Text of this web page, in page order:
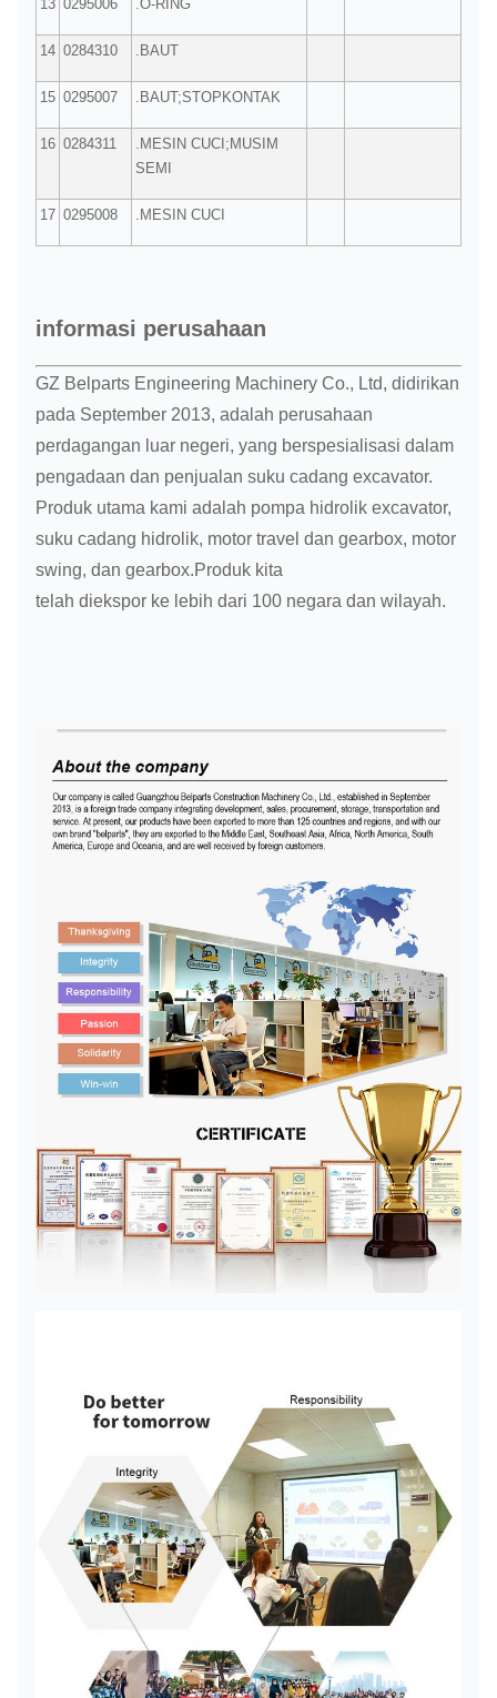
13 0295006 .O-RING
14 0284310 .BAUT
15 0295007 .BAUT;STOPKONTAK
16 0284311
.MESIN CUCI;MUSIM
SEMI
17 0295008 .MESIN CUCI
informasi perusahaan
GZ Belparts Engineering Machinery Co., Ltd, didirikan
pada September 2013, adalah perusahaan
perdagangan luar negeri, yang berspesialisasi dalam
pengadaan dan penjualan suku cadang excavator.
Produk utama kami adalah pompa hidrolik excavator,
suku cadang hidrolik, motor travel dan gearbox, motor
swing, dan gearbox.Produk kita
telah diekspor ke lebih dari 100 negara dan wilayah.